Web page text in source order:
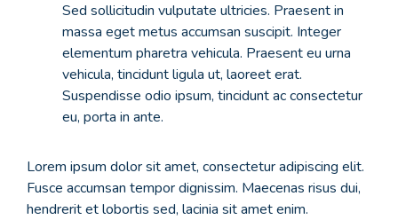
Sed sollicitudin vulputate ultricies. Praesent in
massa eget metus accumsan suscipit. Integer
elementum pharetra vehicula. Praesent eu urna
vehicula, tincidunt ligula ut, laoreet erat.
Suspendisse odio ipsum, tincidunt ac consectetur
eu, porta in ante.
Lorem ipsum dolor sit amet, consectetur adipiscing elit.
Fusce accumsan tempor dignissim. Maecenas risus dui,
hendrerit et lobortis sed, lacinia sit amet enim.